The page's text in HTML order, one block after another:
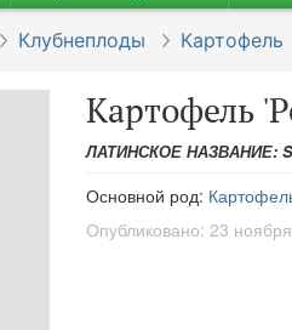
Клубнеплоды Картофель
Картофель
ЛАТИНСКОЕ НАЗВАНИЕ:
Основной род:
Опубликовано: 23